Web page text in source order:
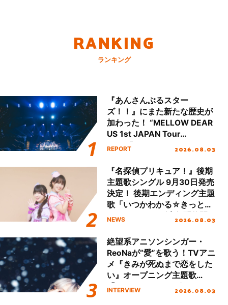
RANKING
ランキング
『あんさんぶるスター
ズ！！』にまた新たな歴史が
加わった！ “MELLOW DEAR
US 1st JAPAN Tour
Final「NICE to meet YOU
ート!!
REPORT 2026.08.03
『名探偵プリキュア！』後期
主題歌シングル 9月30日発売
決定！ 後期エンディング主題
歌「いつかわかる☆きっとあ
える」TVサイズ先行配信開
NEWS 2026.08.03
絶望系アニソンシンガー・
ReoNaが“愛”を歌う！TVアニ
メ『きみが死ぬまで恋をした
い』オープニング主題歌
「Amore」インタビュー
INTERVIEW 2026.08.03